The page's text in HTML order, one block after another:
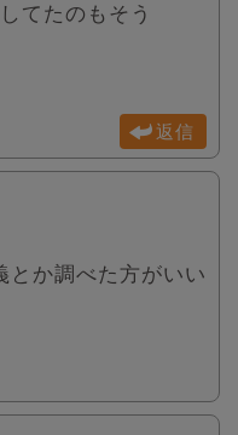
てたのもそう
返信
とか調べた方がいい